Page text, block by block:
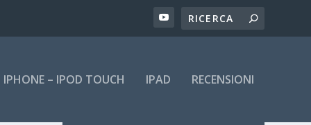
IPHONE – IPOD TOUCH IPAD RECENSIONI